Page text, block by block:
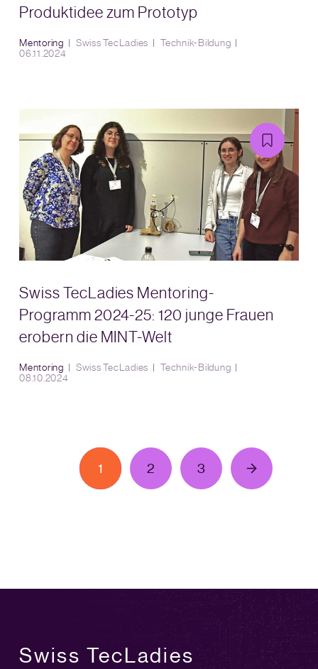
Produktidee zum Prototyp
Mentoring Swiss TecLadies
Technik-Bildung
06.11.2024
Swiss TecLadies Mentoring-
Programm 2024-25: 120 junge Frauen
erobern die MINT-Welt
Mentoring Swiss TecLadies
Technik-Bildung
08.10.2024
1 2 3
Swiss TecLadies